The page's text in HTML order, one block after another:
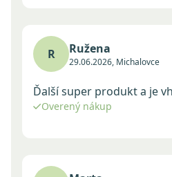
R Ružena
29.06.2026, Michalovce
Ďalší super produkt a je
Overený nákup